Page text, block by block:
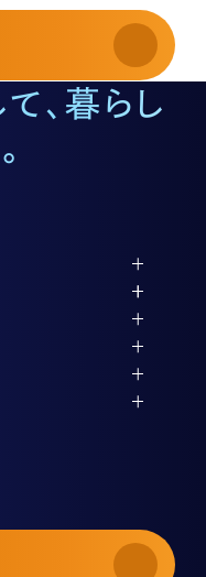
、暮らし